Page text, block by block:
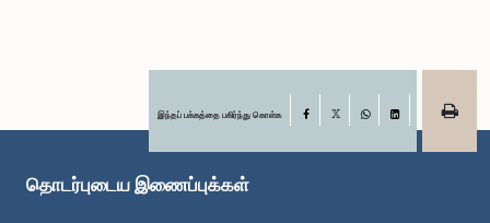
பி.ப. 12:10 - பி.ப. 12:16இந்தப் பக்கத்தை பகிர்ந்து கொள்க Facebook
LinkedIn
தொடர்புடைய இணைப்புக்கள்